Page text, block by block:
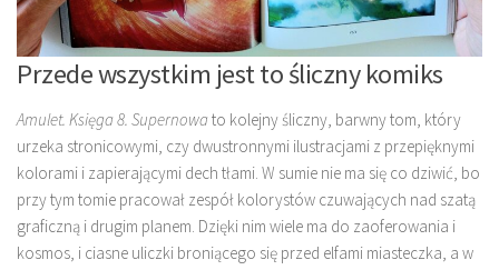
Przede wszystkim jest to śliczny komiks
Amulet. Księga 8. Supernowato kolejny śliczny, barwny tom, który
urzeka stronicowymi, czy dwustronnymi ilustracjami z przepięknymi
kolorami i zapierającymi dech tłami. W sumie nie ma się co dziwić, bo
przy tym tomie pracował zespół kolorystów czuwających nad szatą
graficzną i drugim planem. Dzięki nim wiele ma do zaoferowania i
kosmos, i ciasne uliczki broniącego się przed elfami miasteczka, a w